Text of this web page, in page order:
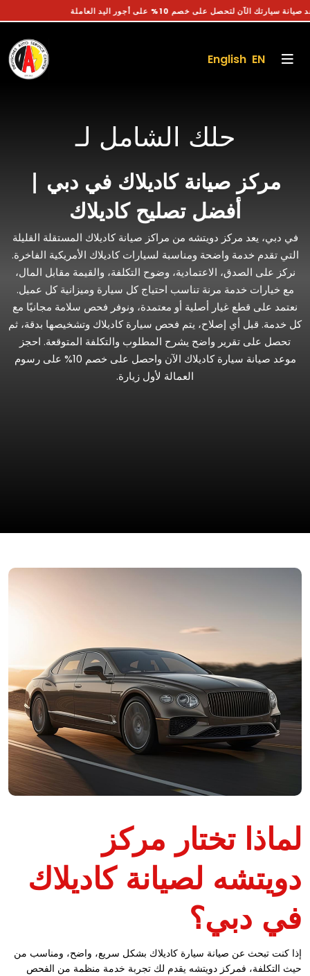
احجز موعد صيانة سيارتك الآن لتحصل على خصم 10% على أجور اليد العاملة
English EN
حلك الشامل لـ
مركز صيانة كاديلاك في دبي |
أفضل تصليح كاديلاك
في دبي، يعد مركز دويتشه من مراكز صيانة كاديلاك المستقلة القليلة
التي تقدم خدمة واضحة ومناسبة لسيارات كاديلاك الأمريكية الفاخرة.
نركز على الصدق، الاعتمادية، وضوح التكلفة، والقيمة مقابل المال،
مع خيارات خدمة مرنة تناسب احتياج كل سيارة وميزانية كل عميل.
نعتمد على قطع غيار أصلية أو معتمدة، ونوفر فحص سلامة مجانيًا مع
كل خدمة. قبل أي إصلاح، يتم فحص سيارة كاديلاك وتشخيصها بدقة، ثم
تحصل على تقرير واضح يشرح المطلوب والتكلفة المتوقعة. احجز
موعد صيانة سيارة كاديلاك الآن واحصل على خصم 10% على رسوم
العمالة لأول زيارة.
لماذا تختار مركز
دويتشه لصيانة كاديلاك
في دبي؟
إذا كنت تبحث عن صيانة سيارة كاديلاك بشكل سريع، واضح، ومناسب من
حيث التكلفة، فمركز دويتشه يقدم لك تجربة خدمة منظمة من الفحص